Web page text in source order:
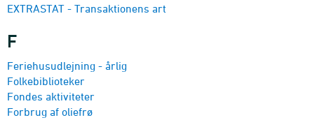
EXTRASTAT - Transaktionens art
F
Feriehusudlejning - årlig
Folke­biblioteker
Fondes aktiviteter
Forbrug af oliefrø